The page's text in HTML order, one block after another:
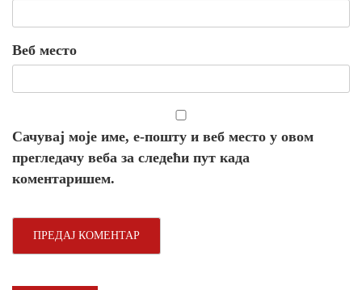
Веб место
Сачувај моје име, е-пошту и веб место у овом
прегледачу веба за следећи пут када
коментаришем.